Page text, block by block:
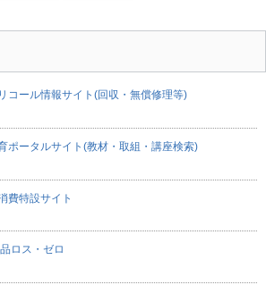
コール情報サイト(回収・無償修理等)
ポータルサイト(教材・取組・講座検索)
費特設サイト
ロス・ゼロ